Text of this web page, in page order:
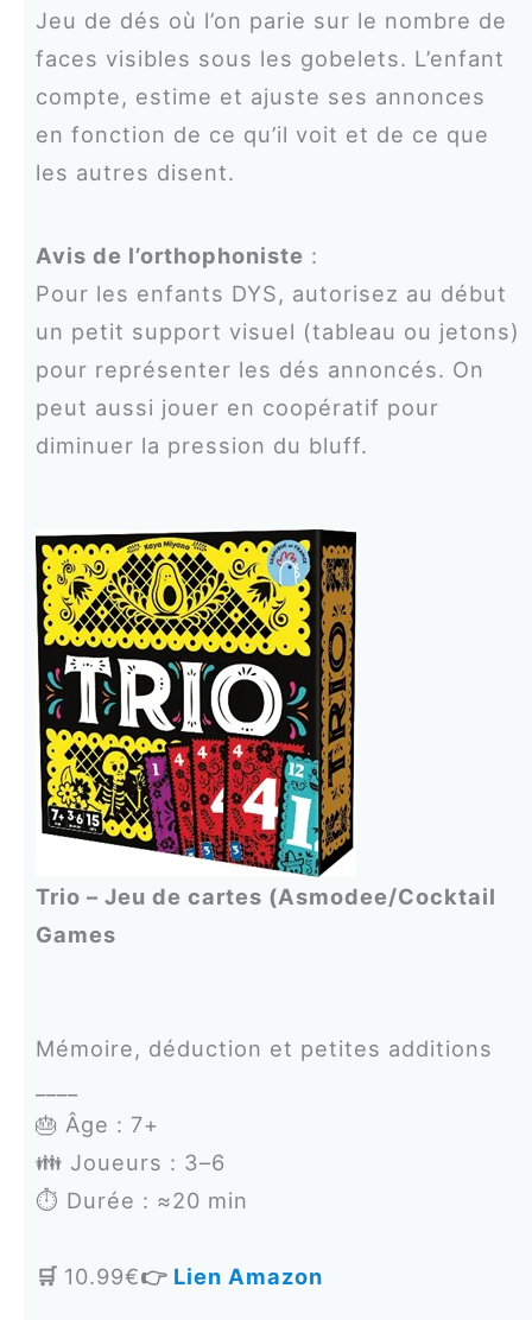
Jeu de dés où l’on parie sur le nombre de
faces visibles sous les gobelets. L’enfant
compte, estime et ajuste ses annonces
en fonction de ce qu’il voit et de ce que
les autres disent.
Avis de l’orthophoniste :
Pour les enfants DYS, autorisez au début
un petit support visuel (tableau ou jetons)
pour représenter les dés annoncés. On
peut aussi jouer en coopératif pour
diminuer la pression du bluff.
Trio – Jeu de cartes (Asmodee/Cocktail
Games
Mémoire, déduction et petites additions
🎂 Âge : 7+
👪 Joueurs : 3–6
⏱️ Durée : ≈20 min
🛒 10.99€👉 Lien Amazon